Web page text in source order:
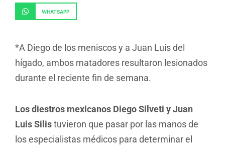
WHATSAPP
*A Diego de los meniscos y a Juan Luis del
hígado, ambos matadores resultaron lesionados
durante el reciente fin de semana.
Los diestros mexicanos Diego Silveti y Juan
Luis Silistuvieron que pasar por las manos de
los especialistas médicos para determinar el